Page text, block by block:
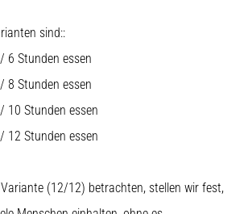
sind::
6 Stunden essen
8 Stunden essen
10 Stunden essen
12 Stunden essen
(12/12) betrachten, stellen wir fest,